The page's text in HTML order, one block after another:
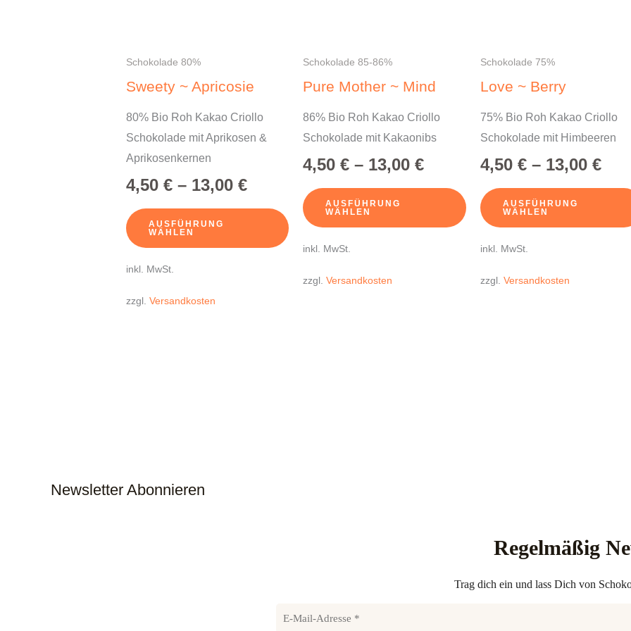
Schokolade 80%
Sweety ~ Apricosie
80% Bio Roh Kakao Criollo
Schokolade mit Aprikosen &
Aprikosenkernen
4,50 €– 13,00 €
AUSFÜHRUNG
WÄHLEN
können
Produktseite
gewählt
werden
inkl. MwSt.
zzgl. Versandkosten
Schokolade 85-86%
Pure Mother ~ Mind
86% Bio Roh Kakao Criollo
Schokolade mit Kakaonibs
4,50€ – 13,00€
AUSFÜHRUNG
WÄHLEN
können
Produktseite
gewählt
werden
inkl. MwSt.
zzgl.Versandkosten
Schokolade 75%
Love ~ Berry
75% Bio Roh Kakao Criollo
Schokolade mit Himbeeren
4,50 € – 13,00 €
AUSFÜHRUNG
WÄHLEN
inkl. MwSt.
zzgl. Versandkosten
Newsletter Abonnieren
Regelmäßig
Trag dich ein und lass Dich von